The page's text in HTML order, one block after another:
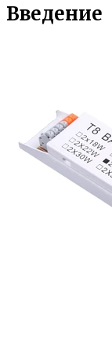
Введение